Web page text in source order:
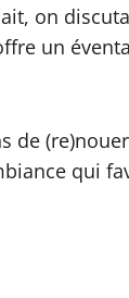
on
un
(re)nouer
qui